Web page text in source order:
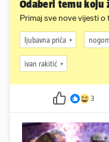
Odaberi temu koju
Primaj sve nove vijesti o
ljubavna priča
ivan rakitić
3